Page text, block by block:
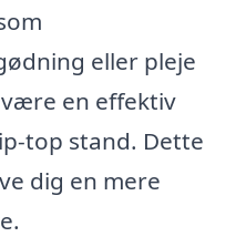
eller pleje
en effektiv
top stand. Dette
dig en mere